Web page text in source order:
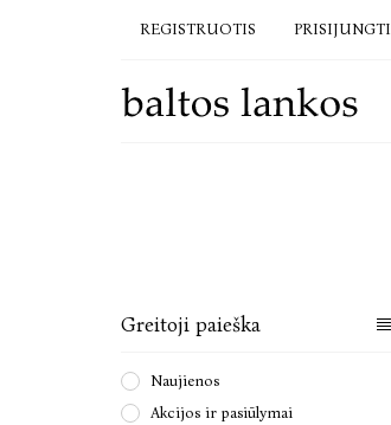
REGISTRUOTIS PRISIJUNGTI
Greitoji paieška
Naujienos
Akcijos ir pasiūlymai